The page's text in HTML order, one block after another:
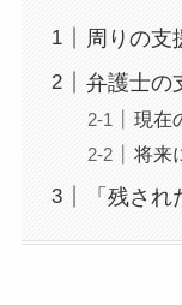
周りの支
弁護士の
現在
将来
「残さ